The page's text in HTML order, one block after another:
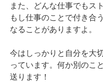
また、どんな仕事でもス
もし仕事のことで付き合
なることがありますよ。
今はしっかりと自分を大
っています。何か別のこ
送ります！